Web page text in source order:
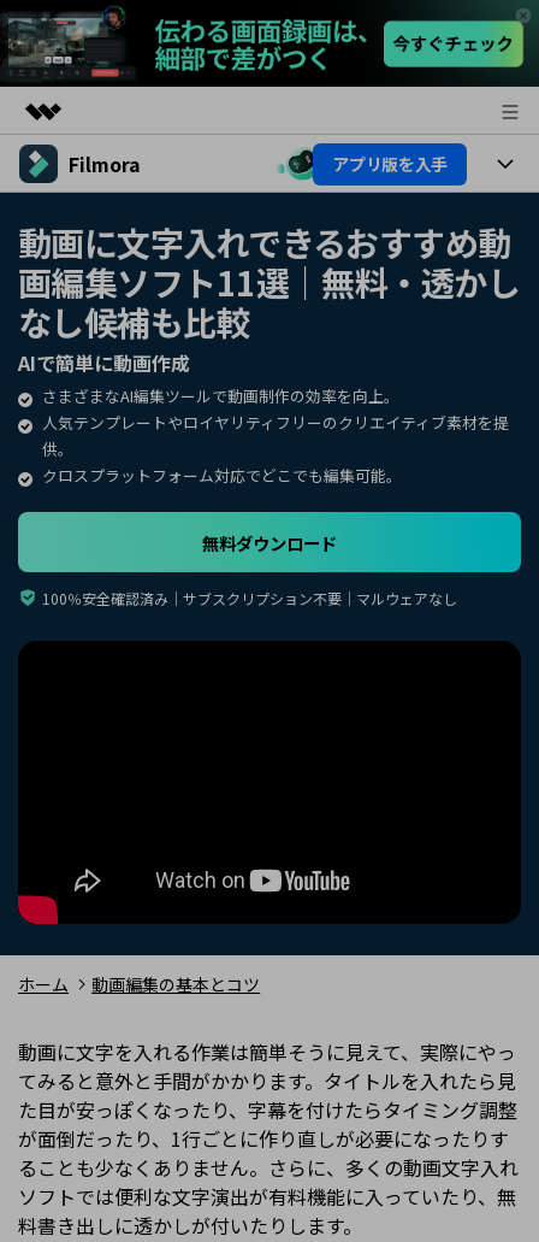
製品
ユーティリティ
法人・教育・パートナー
概要
ソリューション
企業情報
プラン＆価格
サポート
Filmora アプリ版を入手
製品
プラットフォーム
製品機能
AI機能
AI機能
AIヒント
活用法
Filmoraのユーザー層
ビデオソリューション
動画編集関連知識
動画編集のコツ
サポート
カスタマーサポート
検索
動画に文字入れできるおすすめ動
画編集ソフト11選｜無料・透かし
なし候補も比較
AIで簡単に動画作成
さまざまなAI編集ツールで動画制作の効率を向上。
人気テンプレートやロイヤリティフリーのクリエイティブ素材を提
供。
クロスプラットフォーム対応でどこでも編集可能。
無料ダウンロード
100％安全確認済み｜サブスクリプション不要｜マルウェアなし
ホーム 動画編集の基本とコツ
動画に文字を入れる作業は簡単そうに見えて、実際にやっ
てみると意外と手間がかかります。タイトルを入れたら見
た目が安っぽくなったり、字幕を付けたらタイミング調整
が面倒だったり、1行ごとに作り直しが必要になったりす
ることも少なくありません。さらに、多くの動画文字入れ
ソフトでは便利な文字演出が有料機能に入っていたり、無
料書き出しに透かしが付いたりします。